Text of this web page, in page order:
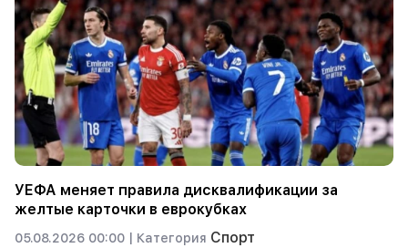
УЕФА меняет правила дисквалификации за
желтые карточки в еврокубках
05.08.2026 00:00 | Категория Спорт